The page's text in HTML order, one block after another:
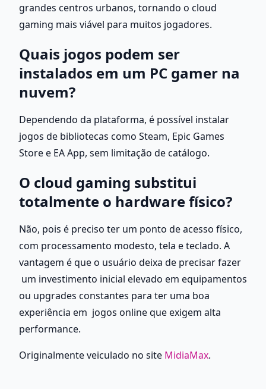
grandes centros urbanos, tornando o cloud
gaming mais viável para muitos jogadores.
Quais jogos podem ser
instalados em um PC gamer na
nuvem?
Dependendo da plataforma, é possível instalar
jogos de bibliotecas como Steam, Epic Games
Store e EA App, sem limitação de catálogo.
O cloud gaming substitui
totalmente o hardware físico?
Não, pois é preciso ter um ponto de acesso físico,
com processamento modesto, tela e teclado. A
vantagem é que o usuário deixa de precisar fazer
um investimento inicial elevado em equipamentos
ou upgrades constantes para ter uma boa
experiência em  jogos online que exigem alta
performance.
Originalmente veiculado no site MidiaMax.